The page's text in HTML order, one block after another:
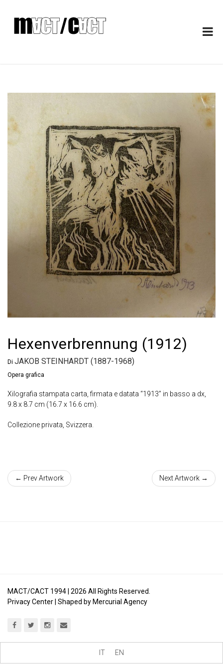
Hexenverbrennung (1912)
Di JAKOB STEINHARDT (1887-1968)
Opera grafica
Xilografia stampata carta, firmata e datata “1913” in basso a dx,
9.8 x 8.7 cm (16.7 x 16.6 cm).
Collezione privata, Svizzera.
← Prev Artwork Next Artwork →
MACT/CACT 1994 | 2026 All Rights Reserved.
Privacy Center | Shaped by Mercurial Agency
IT EN